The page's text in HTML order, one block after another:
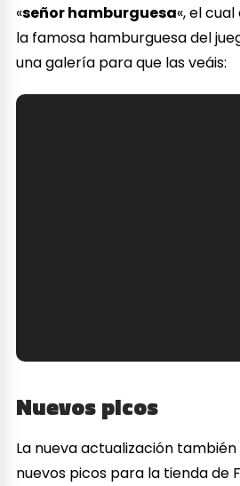
«señor hamburguesa«, el
la famosa hamburguesa del
una galería para que las veáis:
Nuevos picos
La nueva actualización
nuevos picos para la tienda de